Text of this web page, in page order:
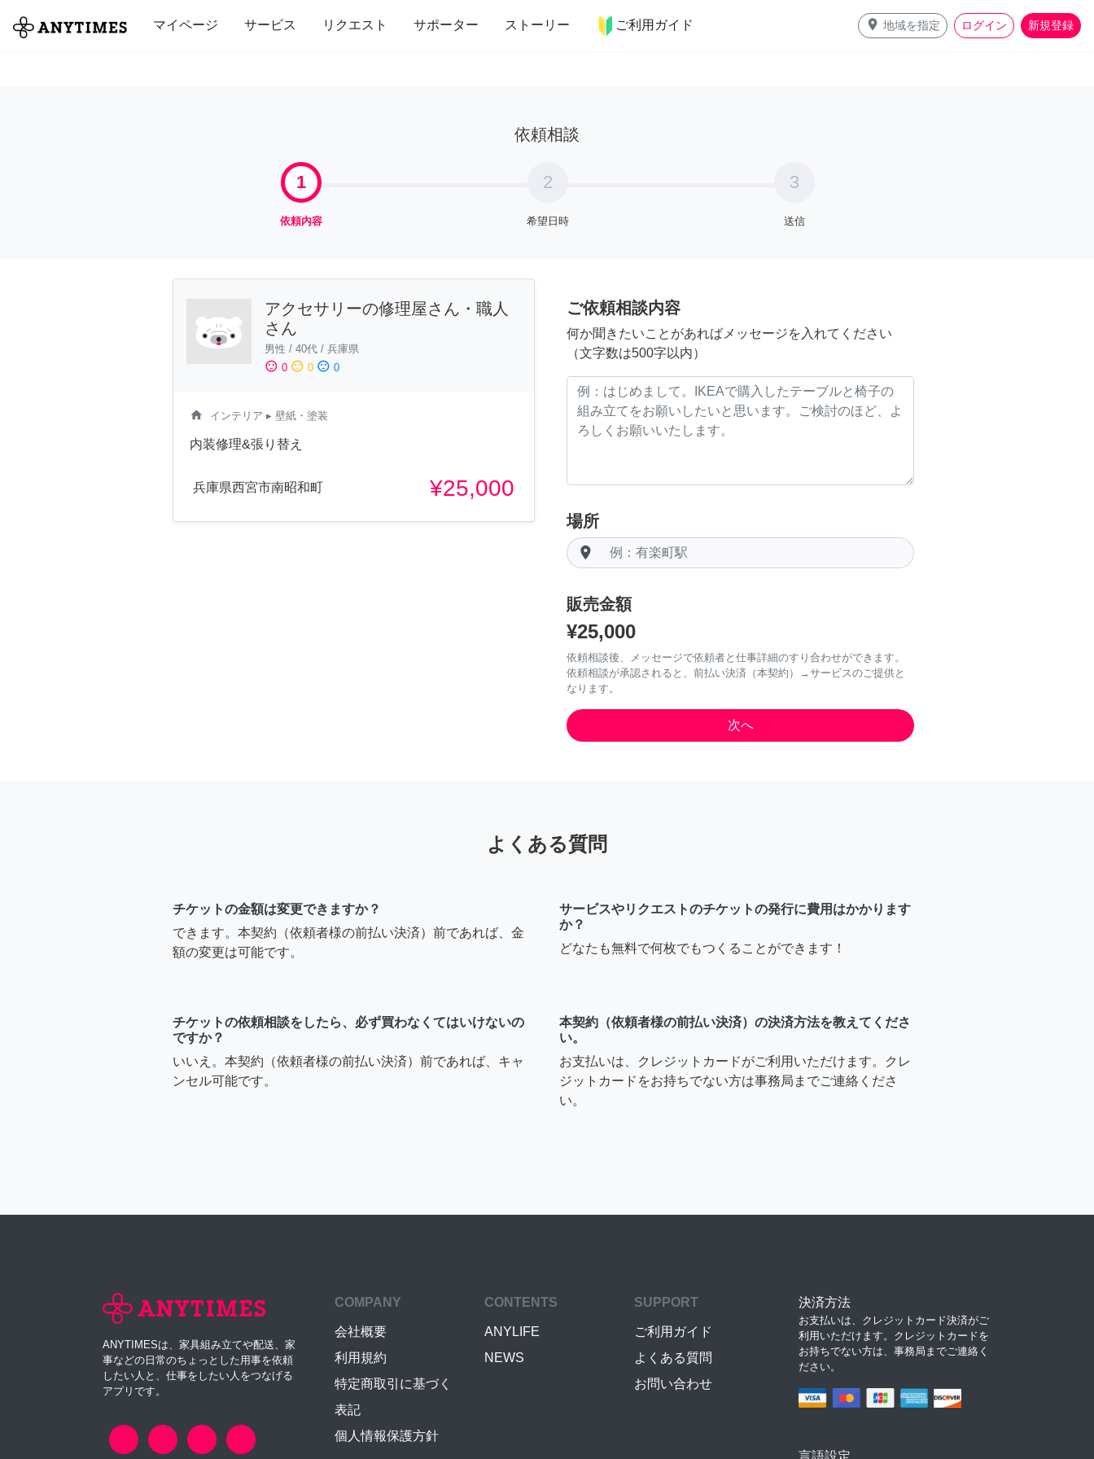
マイページ サービス リクエスト サポーター ストーリー ご利用ガイド place 地域を指定 ログイン 新規登録
全て 修理・組立 家事 引っ越し インテリア 趣味・習い事 ペット 料理
依頼相談
1
依頼内容
2
希望日時
3
送信
アクセサリーの修理屋さん・職人
さん
男性 / 40代 / 兵庫県
sentiment_satisfied 0 sentiment_neutral 0 sentiment_dissatisfied 0
home インテリア ▸ 壁紙・塗装
内装修理&張り替え
兵庫県西宮市南昭和町 ¥25,000
ご依頼相談内容
何か聞きたいことがあればメッセージを入れてください
（文字数は500字以内）
場所
room
販売金額
¥25,000
依頼相談後、メッセージで依頼者と仕事詳細のすり合わせができます。
依頼相談が承認されると、前払い決済（本契約）→サービスのご提供と
なります。
よくある質問
チケットの金額は変更できますか？
できます。本契約（依頼者様の前払い決済）前であれば、金
額の変更は可能です。
サービスやリクエストのチケットの発行に費用はかかります
か？
どなたも無料で何枚でもつくることができます！
チケットの依頼相談をしたら、必ず買わなくてはいけないの
ですか？
いいえ。本契約（依頼者様の前払い決済）前であれば、キャ
ンセル可能です。
本契約（依頼者様の前払い決済）の決済方法を教えてくださ
い。
お支払いは、クレジットカードがご利用いただけます。クレ
ジットカードをお持ちでない方は事務局までご連絡くださ
い。
ANYTIMESは、家具組み立てや配送、家
事などの日常のちょっとした用事を依頼
したい人と、仕事をしたい人をつなげる
アプリです。
COMPANY
会社概要
利用規約
特定商取引に基づく
表記
個人情報保護方針
CONTENTS
ANYLIFE
NEWS
SUPPORT
ご利用ガイド
よくある質問
お問い合わせ
決済方法
お支払いは、クレジットカード決済がご
利用いただけます。クレジットカードを
お持ちでない方は、事務局までご連絡く
ださい。
言語設定